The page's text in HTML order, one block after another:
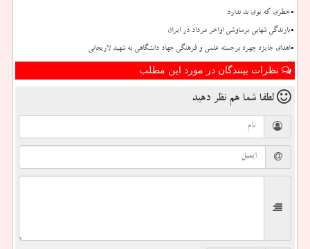
خطری که بوی بد ندارد
بارندگی شهابی برساوشی اواخر مرداد در ایران
اهدای جایزه چهره برجسته علمی و فرهنگی جهاد دانشگاهی به شهید لاریجانی
نظرات بینندگان در مورد این مطلب
لطفا شما هم نظر دهید